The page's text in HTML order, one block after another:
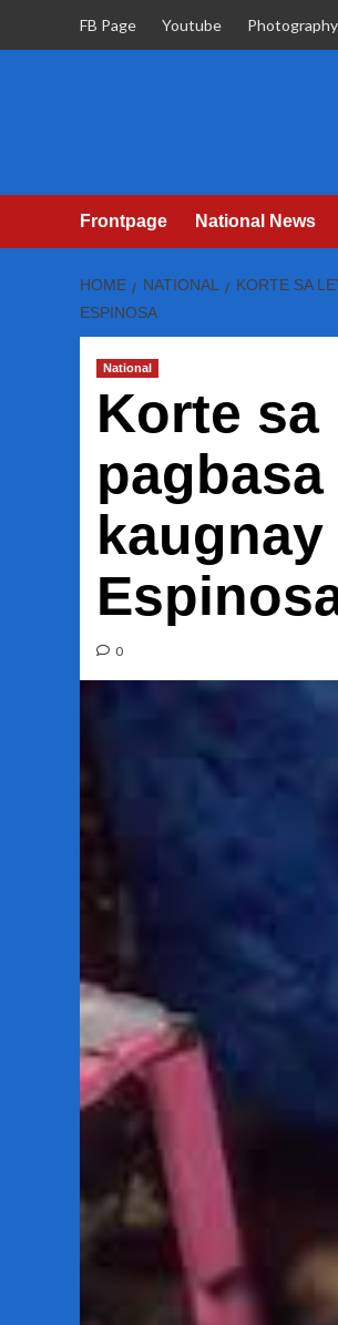
FB Page Youtube Photography
Frontpage National News
HOME NATIONAL
KORTE SA
ESPINOSA
National
Korte
0